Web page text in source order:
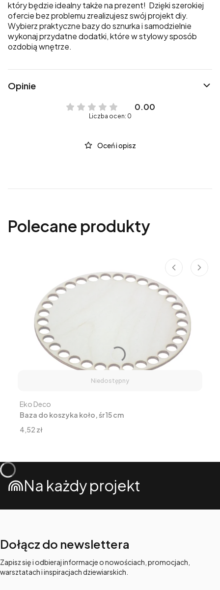
który będzie idealny także na prezent! Dzięki szerokiej
ofercie bez problemu zrealizujesz swój projekt diy.
Wybierz praktyczne bazy do sznurka i samodzielnie
wykonaj przydatne dodatki, które w stylowy sposób
ozdobią wnętrze.
Opinie
0.00
Liczba ocen: 0
Oceń i opisz
Polecane produkty
Niedostępny
Baza do koszyka koło, śr 15 cm
Producent
Eko Deco
Cena
4,52 zł
Na każdy projekt
Dołącz do newslettera
Zapisz się i odbieraj informacje o nowościach, promocjach,
warsztatach i inspiracjach dziewiarskich.